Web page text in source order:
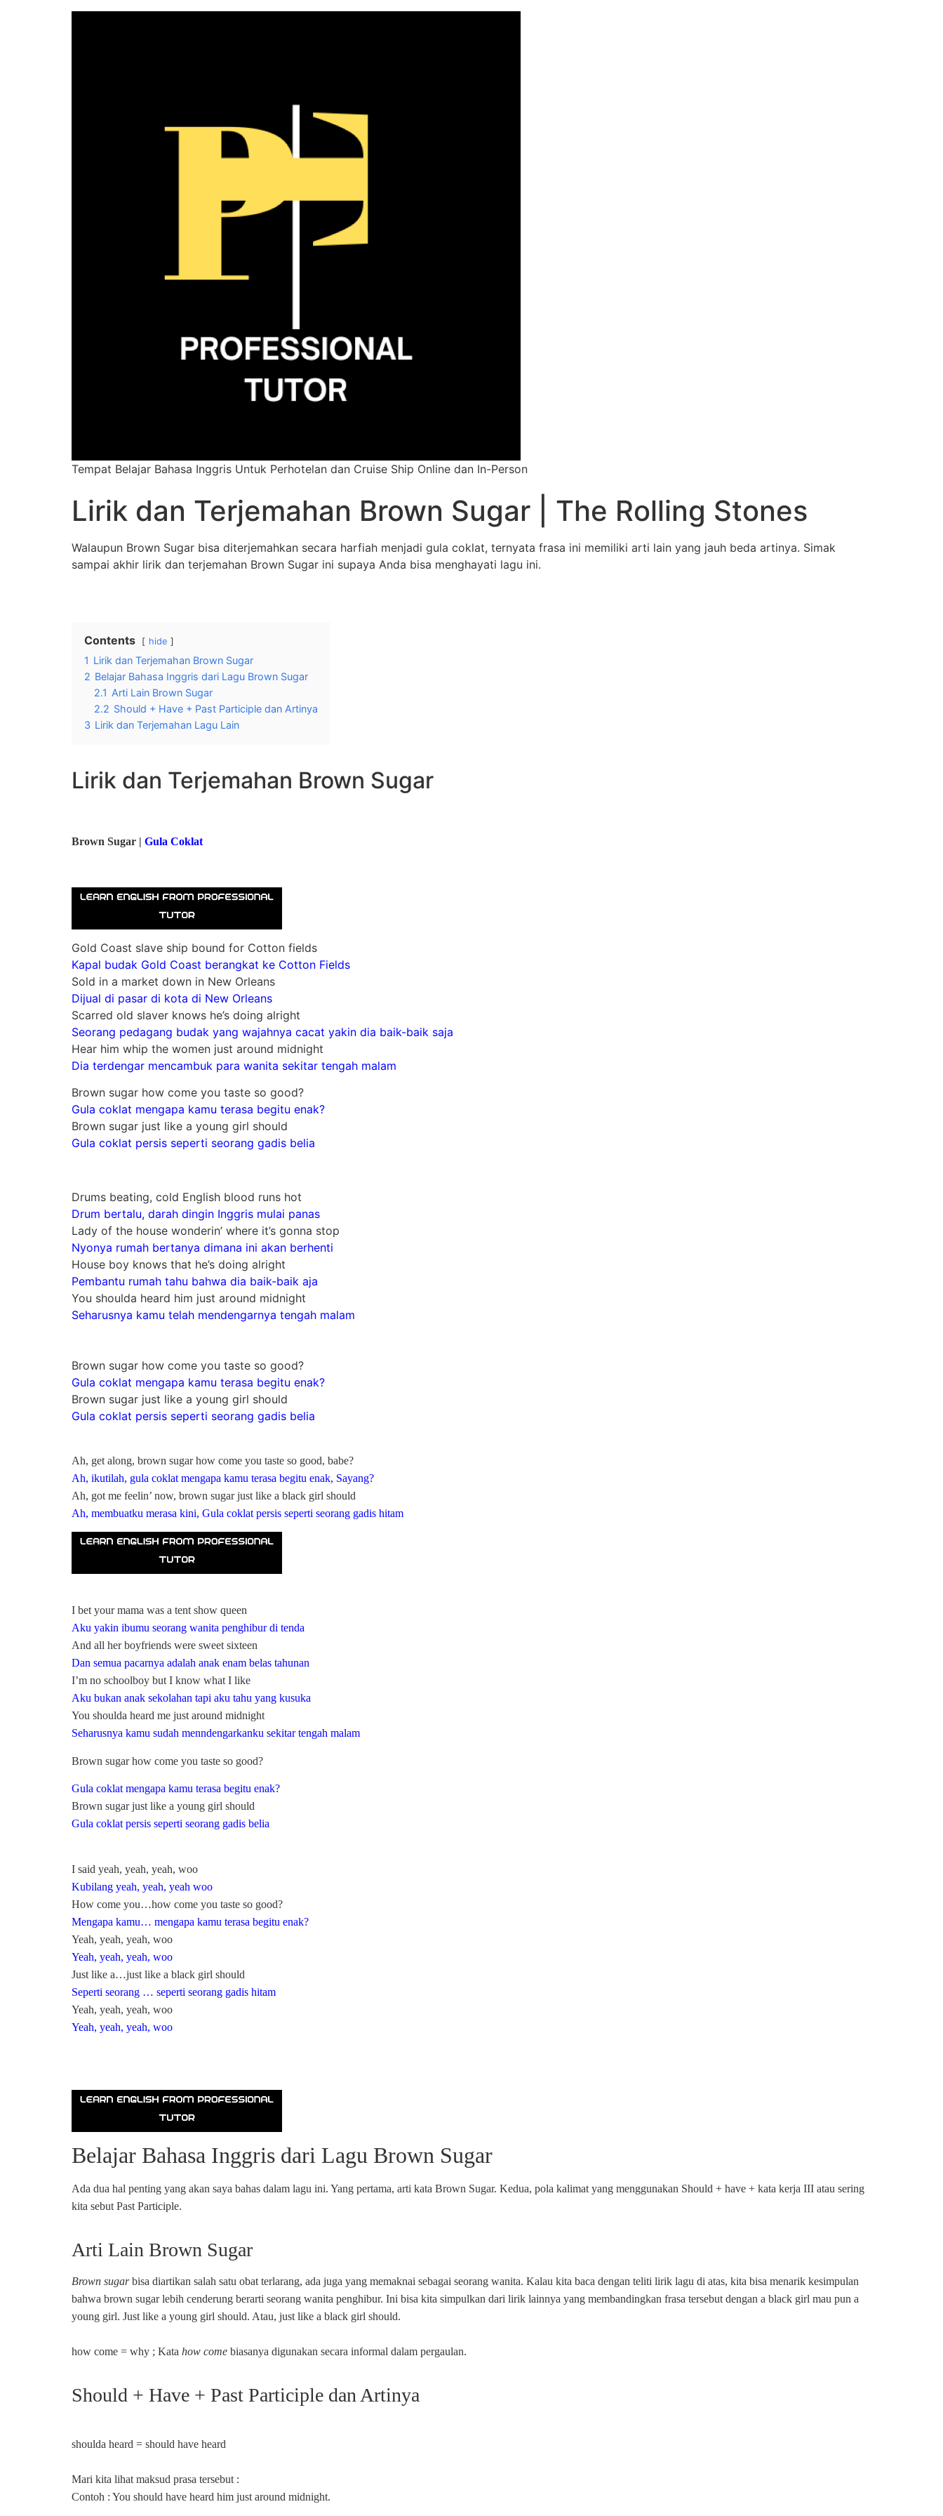
Tempat Belajar Bahasa Inggris Untuk Perhotelan dan Cruise Ship Online dan In-Person
Lirik dan Terjemahan Brown Sugar | The Rolling Stones
Walaupun Brown Sugar bisa diterjemahkan secara harfiah menjadi gula coklat, ternyata frasa ini memiliki arti lain yang jauh beda artinya. Simak
sampai akhir lirik dan terjemahan Brown Sugar ini supaya Anda bisa menghayati lagu ini.
Contents hide
1 Lirik dan Terjemahan Brown Sugar
2 Belajar Bahasa Inggris dari Lagu Brown Sugar
2.1 Arti Lain Brown Sugar
2.2 Should + Have + Past Participle dan Artinya
3 Lirik dan Terjemahan Lagu Lain
Lirik dan Terjemahan Brown Sugar
Brown Sugar | Gula Coklat
Gold Coast slave ship bound for Cotton fields
Kapal budak Gold Coast berangkat ke Cotton Fields
Sold in a market down in New Orleans
Dijual di pasar di kota di New Orleans
Scarred old slaver knows he’s doing alright
Seorang pedagang budak yang wajahnya cacat yakin dia baik-baik saja
Hear him whip the women just around midnight
Dia terdengar mencambuk para wanita sekitar tengah malam
Brown sugar how come you taste so good?
Gula coklat mengapa kamu terasa begitu enak?
Brown sugar just like a young girl should
Gula coklat persis seperti seorang gadis belia
Drums beating, cold English blood runs hot
Drum bertalu, darah dingin Inggris mulai panas
Lady of the house wonderin’ where it’s gonna stop
Nyonya rumah bertanya dimana ini akan berhenti
House boy knows that he’s doing alright
Pembantu rumah tahu bahwa dia baik-baik aja
You shoulda heard him just around midnight
Seharusnya kamu telah mendengarnya tengah malam
Brown sugar how come you taste so good?
Gula coklat mengapa kamu terasa begitu enak?
Brown sugar just like a young girl should
Gula coklat persis seperti seorang gadis belia
Ah, get along, brown sugar how come you taste so good, babe?
Ah, ikutilah, gula coklat mengapa kamu terasa begitu enak, Sayang?
Ah, got me feelin’ now, brown sugar just like a black girl should
Ah, membuatku merasa kini, Gula coklat persis seperti seorang gadis hitam
I bet your mama was a tent show queen
Aku yakin ibumu seorang wanita penghibur di tenda
And all her boyfriends were sweet sixteen
Dan semua pacarnya adalah anak enam belas tahunan
I’m no schoolboy but I know what I like
Aku bukan anak sekolahan tapi aku tahu yang kusuka
You shoulda heard me just around midnight
Seharusnya kamu sudah menndengarkanku sekitar tengah malam
Brown sugar how come you taste so good?
Gula coklat mengapa kamu terasa begitu enak?
Brown sugar just like a young girl should
Gula coklat persis seperti seorang gadis belia
I said yeah, yeah, yeah, woo
Kubilang yeah, yeah, yeah woo
How come you…how come you taste so good?
Mengapa kamu… mengapa kamu terasa begitu enak?
Yeah, yeah, yeah, woo
Yeah, yeah, yeah, woo
Just like a…just like a black girl should
Seperti seorang … seperti seorang gadis hitam
Yeah, yeah, yeah, woo
Yeah, yeah, yeah, woo
Belajar Bahasa Inggris dari Lagu Brown Sugar
Ada dua hal penting yang akan saya bahas dalam lagu ini. Yang pertama, arti kata Brown Sugar. Kedua, pola kalimat yang menggunakan Should + have + kata kerja III atau sering
kita sebut Past Participle.
Arti Lain Brown Sugar
Brown sugarbisa diartikan salah satu obat terlarang, ada juga yang memaknai sebagai seorang wanita. Kalau kita baca dengan teliti lirik lagu di atas, kita bisa menarik kesimpulan
bahwa brown sugar lebih cenderung berarti seorang wanita penghibur. Ini bisa kita simpulkan dari lirik lainnya yang membandingkan frasa tersebut dengan a black girl mau pun a
young girl. Just like a young girl should. Atau, just like a black girl should.
how come = why ; Kata how come biasanya digunakan secara informal dalam pergaulan.
Should + Have + Past Participle dan Artinya
shoulda heard = should have heard
Mari kita lihat maksud prasa tersebut :
Contoh : You should have heard him just around midnight.